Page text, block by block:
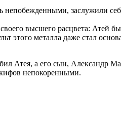
заслужили
высшего расцвета: Атей
этого металла даже стал
Атея, а его сын, Александр
непокоренными.